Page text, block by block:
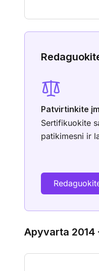
Patvirtinkite
Sertifikuokite
patikimesni ir
Apyvarta 2014